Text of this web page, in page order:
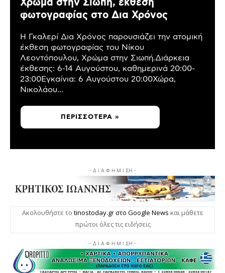
Χρώμα στην Σιωπή, έκθεση
φωτογραφίας στο Δια Χρόνος
Η Γκαλερί Δια Χρόνος παρουσιάζει την ατομική
έκθεση φωτογραφίας του Νίκου
Λεοντόπουλου, Χρώμα στην Σιωπή.Διάρκεια
έκθεσης: 6-14 Αυγούστου, καθημερινά 20:00-
23:00Εγκαίνια: 6 Αυγούστου 20:00Χώρα,
Νικολάου...
ΠΕΡΙΣΣΌΤΕΡΑ »
- Δ Ι Α Φ Η Μ Ι ΣΗ -
Ακολουθήστε το tinostoday.gr στο Google News και μάθετε
πρώτοι όλες τις ειδήσεις
- Δ Ι Α Φ Η Μ Ι ΣΗ -